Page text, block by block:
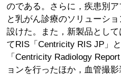
のである。さらに，疾患別
と乳がん診療のソリューシ
設けた。また，新製品とし
てRIS「Centricity RIS JP」
「Centricity Radiology
ョンを行ったほか，血管撮